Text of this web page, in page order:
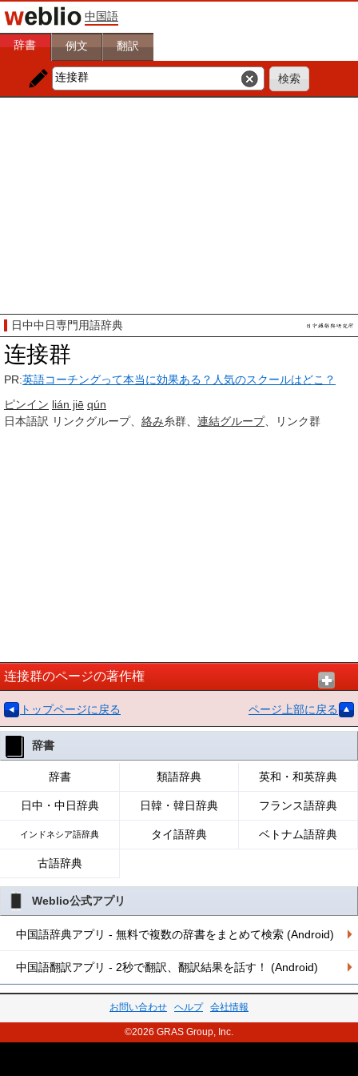
中国語
辞書 例文 翻訳
日中中日専門用語辞典
连接群
PR:英語コーチングって本当に効果ある？人気のスクールはどこ？
ピンイン lián jiē qún
日本語訳 リンクグループ、 絡み糸群、 連結グループ、リンク群
连接群のページの著作権
トップページに戻る ページ上部に戻る
辞書
辞書 類語辞典 英和・和英辞典
日中・中日辞典 日韓・韓日辞典 フランス語辞典
インドネシア語辞典 タイ語辞典 ベトナム語辞典
古語辞典
Weblio公式アプリ
中国語辞典アプリ - 無料で複数の辞書をまとめて検索 (Android)
中国語翻訳アプリ - 2秒で翻訳、翻訳結果を話す！ (Android)
お問い合わせ ヘルプ 会社情報
©2026 GRAS Group, Inc.